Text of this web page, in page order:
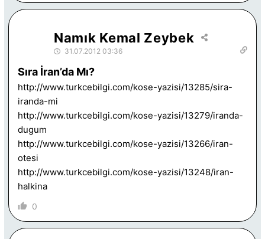
Namık Kemal Zeybek
31.07.2012 03:36
Sıra İran’da Mı?
http://www.turkcebilgi.com/kose-yazisi/13285/sira-
iranda-mi
http://www.turkcebilgi.com/kose-yazisi/13279/iranda-
dugum
http://www.turkcebilgi.com/kose-yazisi/13266/iran-
otesi
http://www.turkcebilgi.com/kose-yazisi/13248/iran-
halkina
0